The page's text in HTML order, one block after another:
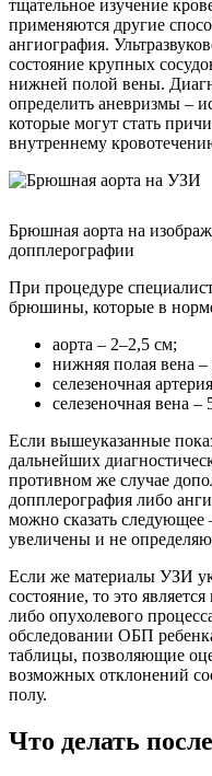
тщательное изучение
применяются другие
ангиография.
состояние крупных
нижней полой вены.
определить аневризмы –
которые могут стать
внутреннему
Брюшная аорта на
допплерографии
При процедуре
брюшины, которые в
аорта – 2–2,5 см;
нижняя полая вена –
селезеночная
селезеночная вена –
Если вышеуказанные
дальнейших
противном же случае
допплерография либо
можно сказать следующее
увеличены и не
Если же материалы УЗИ
состояние, то это
либо опухолевого
обследовании ОБП
таблицы, позволяющие
возможных отклонений
полу.
Что делать